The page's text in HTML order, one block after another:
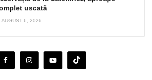
uscată
AUGUST 6, 2026